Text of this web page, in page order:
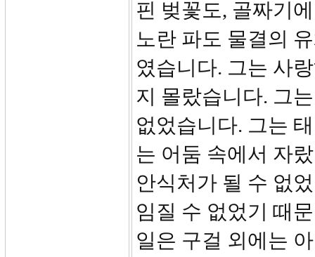
핀 벚꽃도, 골짜기
노란 파도 물결의
였습니다. 그는 사
지 몰랐습니다. 그
없었습니다. 그는
는 어둠 속에서 자
안식처가 될 수 없
임질 수 없었기 때
일은 구걸 외에는